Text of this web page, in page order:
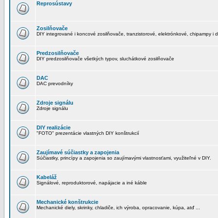
Reprosústavy
Zosilňovače
DIY integrované i koncové zosilňovače, tranzistorové, elektrónkové, chipampy i
Predzosilňovače
DIY predzosilňovače všetkých typov, sluchátkové zosilňovače
DAC
DAC prevodníky
Zdroje signálu
Zdroje signálu
DIY realizácie
"FOTO" prezentácie vlastných DIY konštrukcií
Zaujímavé súčiastky a zapojenia
Súčiastky, princípy a zapojenia so zaujímavými vlastnosťami, využiteľné v DIY.
Kabeláž
Signálové, reproduktorové, napájacie a iné káble
Mechanické konštrukcie
Mechanické diely, skrinky, chladiče, ich výroba, opracovanie, kúpa, atď ...